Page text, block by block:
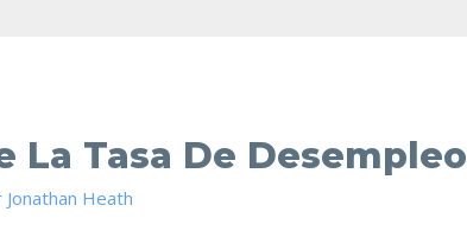
La Tasa De Desempleo
Jonathan Heath